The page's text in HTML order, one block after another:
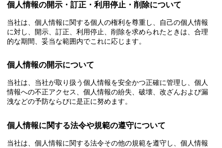
個人情報の開示・訂正・利用停止・削除について
当社は、個人情報に関する個人の権利を尊重し、自己の個人情報
に対し、開示、訂正、利用停止、削除を求められたときは、合理
的な期間、妥当な範囲内でこれに応じます。
個人情報の開示について
当社は、当社が取り扱う個人情報を安全かつ正確に管理し、個人
情報への不正アクセス、個人情報の紛失、破壊、改ざんおよび漏
洩などの予防ならびに是正に努めます。
個人情報に関する法令や規範の遵守について
当社は、個人情報に関する法令その他の規範を遵守し、個人情報